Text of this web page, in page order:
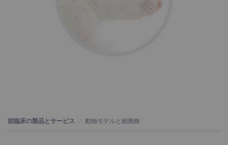
前臨床の製品とサービス 動物モデルと細胞株